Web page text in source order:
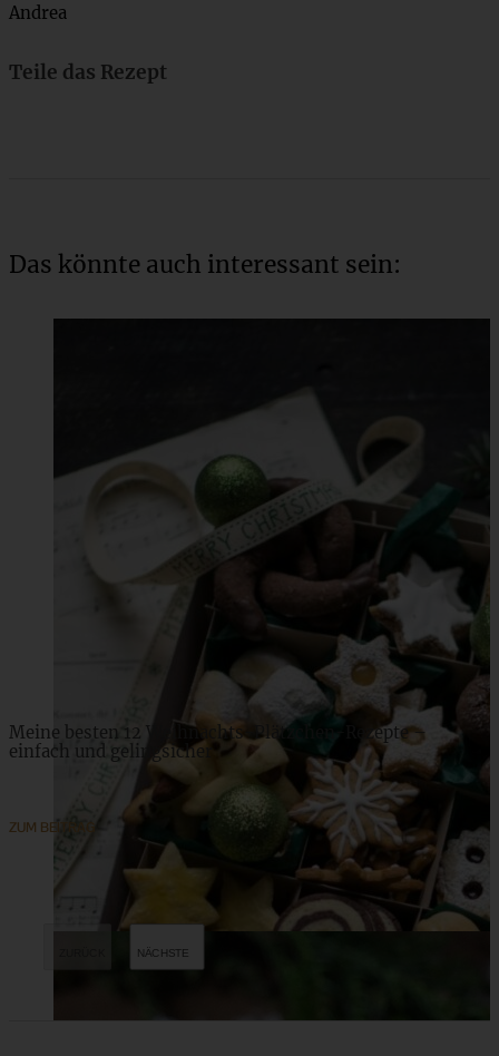
Andrea
Teile das Rezept
Das könnte auch interessant sein:
Meine besten 12 Weihnachts-Plätzchen-Rezepte –
einfach und gelingsicher
ZUM BEITRAG